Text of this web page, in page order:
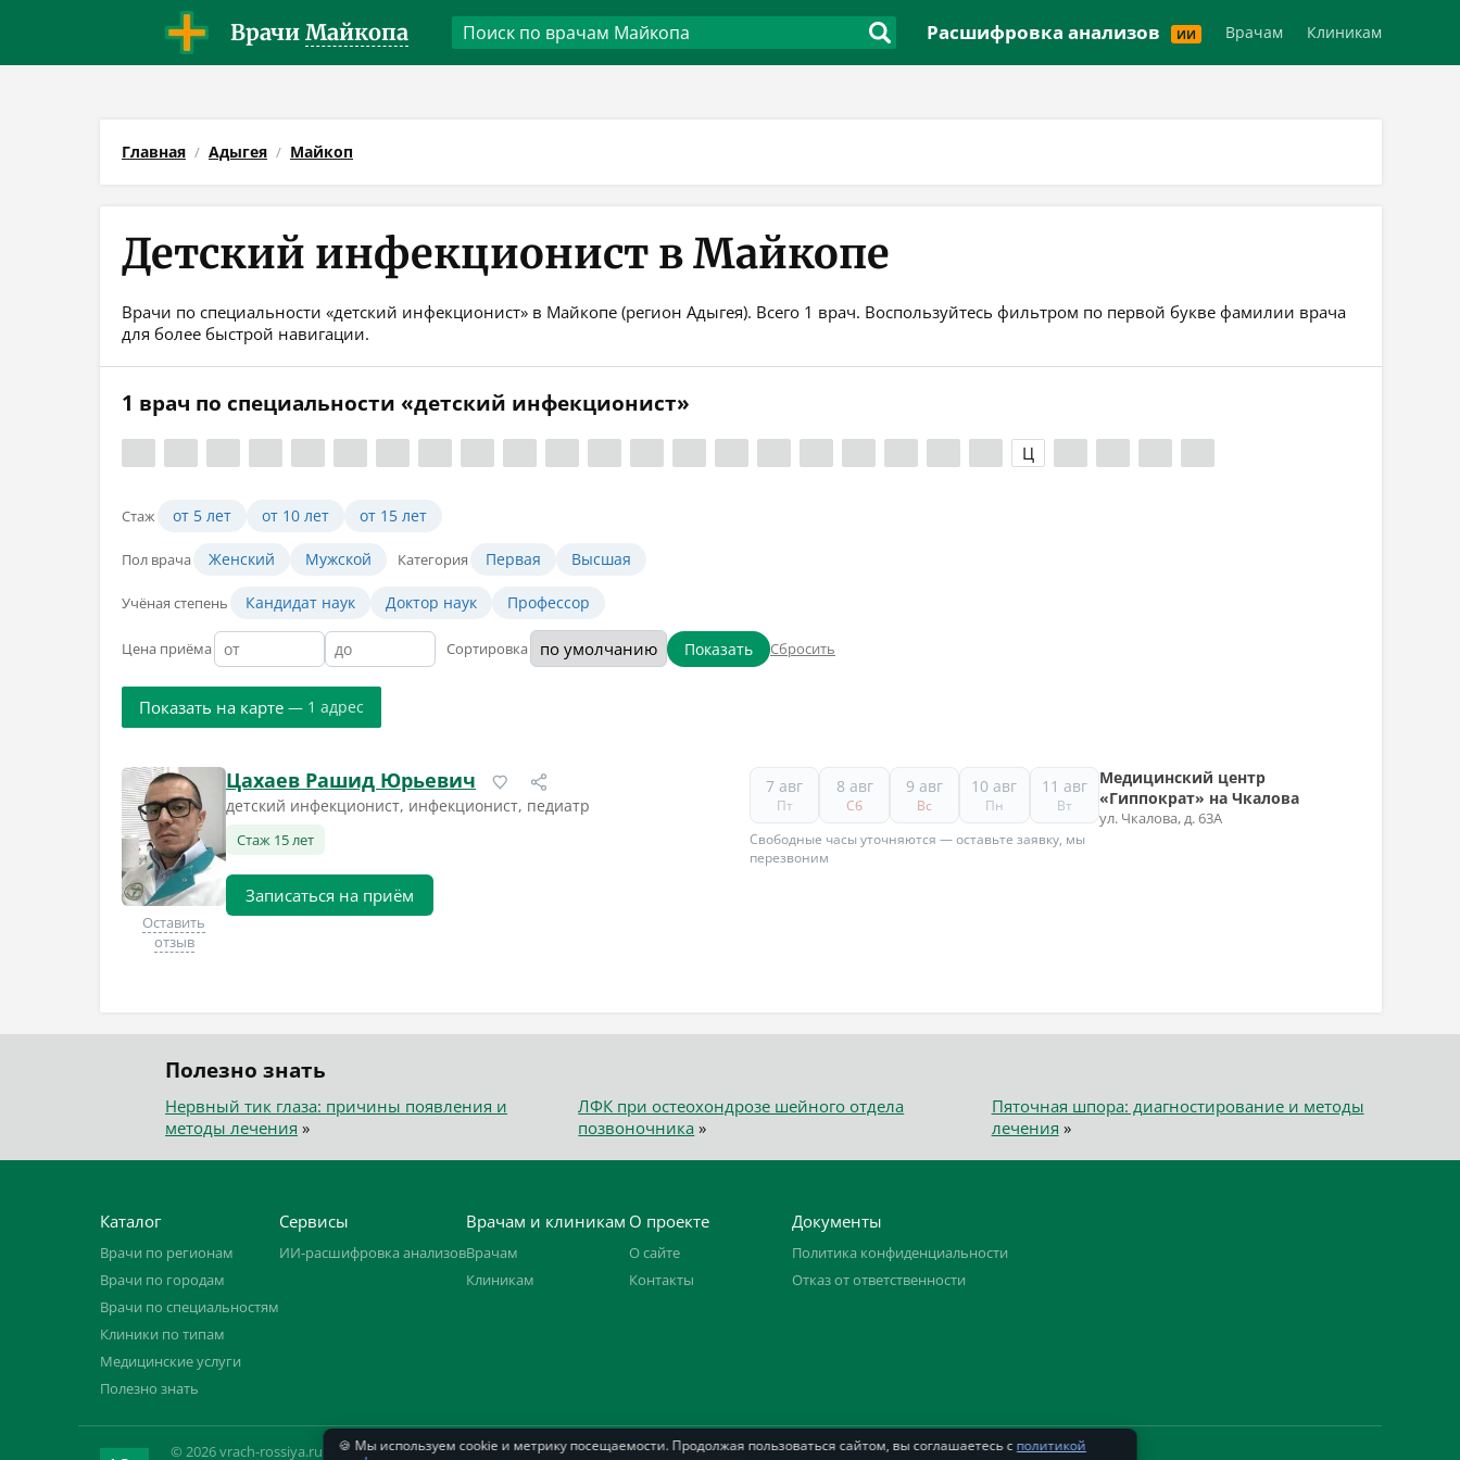
Врачи Майкопа Расшифровка анализов ИИ Врачам Клиникам
Главная Адыгея Майкоп
Детский инфекционист в Майкопе
Врачи по специальности «детский инфекционист» в Майкопе (регион Адыгея). Всего 1 врач. Воспользуйтесь фильтром по первой букве фамилии врача
для более быстрой навигации.
1 врач по специальности «детский инфекционист»
Ц
Стаж от 5 лет от 10 лет от 15 лет
Пол врача Женский Мужской Категория Первая Высшая
Учёная степень Кандидат наук Доктор наук Профессор
Цена приёма Сортировка Показать Сбросить
Показать на карте — 1 адрес
Оставить
отзыв
Цахаев Рашид Юрьевич
детский инфекционист, инфекционист, педиатр
Стаж 15 лет
Записаться на приём
7 авг
Пт
8 авг
Сб
9 авг
Вс
10 авг
Пн
11 авг
Вт
Свободные часы уточняются — оставьте заявку, мы
перезвоним
Медицинский центр
«Гиппократ» на Чкалова
ул. Чкалова, д. 63А
Полезно знать
Нервный тик глаза: причины появления и
методы лечения »
ЛФК при остеохондрозе шейного отдела
позвоночника »
Пяточная шпора: диагностирование и методы
лечения »
Каталог
Врачи по регионам
Врачи по городам
Врачи по специальностям
Клиники по типам
Медицинские услуги
Полезно знать
Сервисы
ИИ-расшифровка анализов
Врачам и клиникам
Врачам
Клиникам
О проекте
О сайте
Контакты
Документы
Политика конфиденциальности
Отказ от ответственности
© 2026 vrach-rossiya.ru. ИП Овчинников С. Н., ИНН 592104728977.Подробнее о сайте
🍪 Мы используем cookie и метрику посещаемости. Продолжая пользоваться сайтом, вы соглашаетесь с политикой